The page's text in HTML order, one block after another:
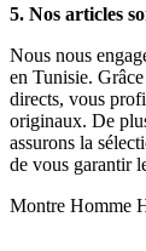
5. Nos articles
Nous nous
en Tunisie.
directs, vous
originaux. De
assurons la
de vous garantir
Montre Homme